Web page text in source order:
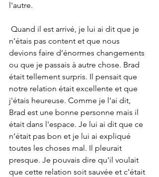
l'autre.
n’étais pas content et que nous
devions faire d’énormes changements
ou que je passais à autre chose. Brad
était tellement surpris. Il pensait que
notre relation était excellente et que
j'étais heureuse. Comme je l'ai dit,
Brad est une bonne personne mais il
était dans l'espace. Je lui ai dit que ce
n’était pas bon et je lui ai expliqué
toutes les choses mal. Il pleurait
presque. Je pouvais dire qu'il voulait
que cette relation soit sauvée et c'était